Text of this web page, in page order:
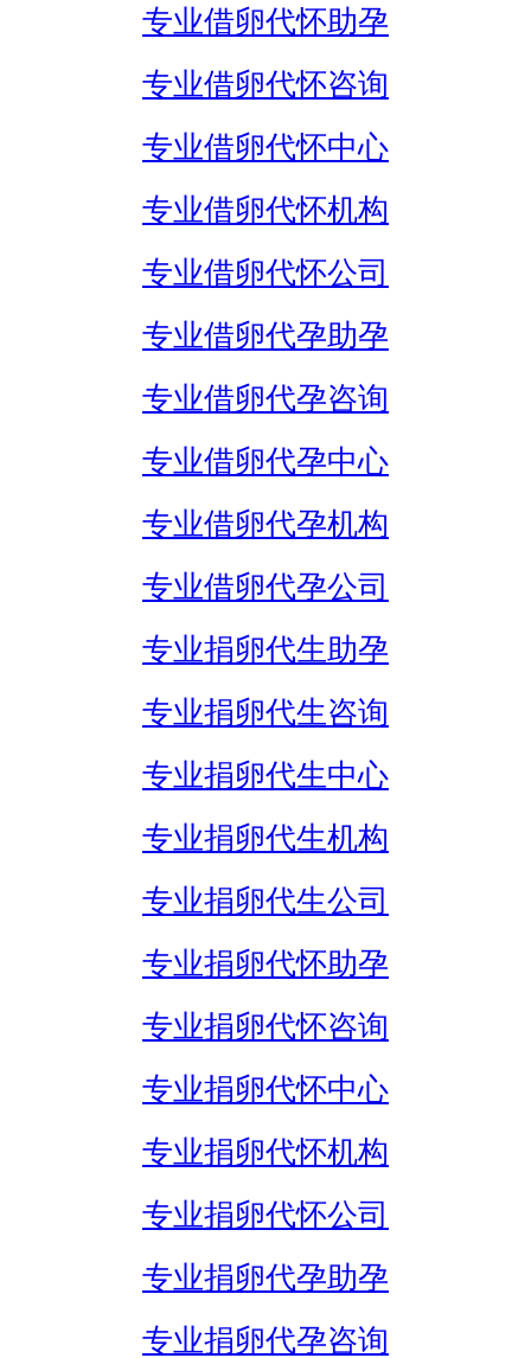
专业借卵代怀助孕
专业借卵代怀咨询
专业借卵代怀中心
专业借卵代怀机构
专业借卵代怀公司
专业借卵代孕助孕
专业借卵代孕咨询
专业借卵代孕中心
专业借卵代孕机构
专业借卵代孕公司
专业捐卵代生助孕
专业捐卵代生咨询
专业捐卵代生中心
专业捐卵代生机构
专业捐卵代生公司
专业捐卵代怀助孕
专业捐卵代怀咨询
专业捐卵代怀中心
专业捐卵代怀机构
专业捐卵代怀公司
专业捐卵代孕助孕
专业捐卵代孕咨询